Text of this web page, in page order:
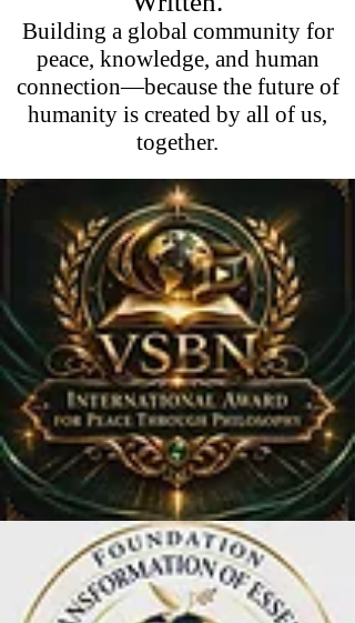
Building a global community for
peace, knowledge, and human
connection—because the future of
humanity is created by all of us,
together.